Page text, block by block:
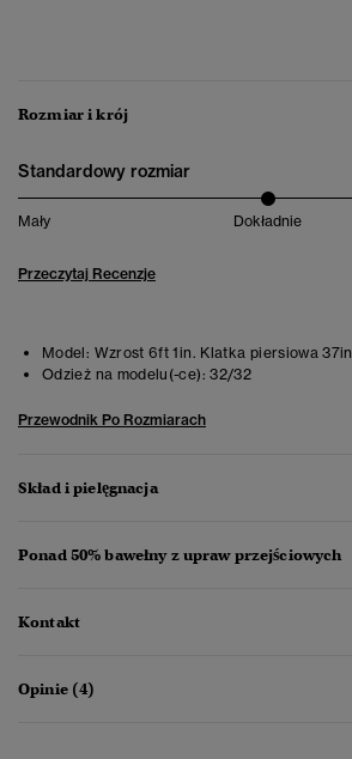
Rozmiar i krój
Standardowy rozmiar
Mały Dokładnie
Przeczytaj Recenzje
Model: Wzrost 6ft 1in. Klatka piersiowa 37in
Odzież na modelu(-ce): 32/32
Przewodnik Po Rozmiarach
Skład i pielęgnacja
Ponad 50% bawełny z upraw przejściowych
Kontakt
Opinie (4)